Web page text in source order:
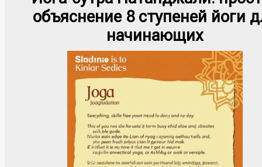
объяснение 8 ступеней йоги
начинающих